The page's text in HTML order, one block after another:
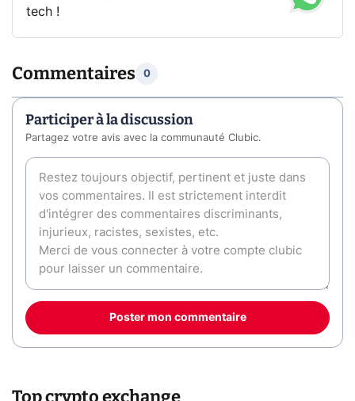
tech !
Commentaires 0
Participer à la discussion
Partagez votre avis avec la communauté Clubic.
Poster mon commentaire
Top crypto exchange